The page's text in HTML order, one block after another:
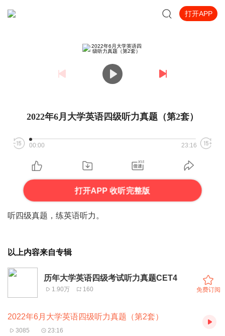
打开APP
2022年6月大学英语四级听力真题（第2套）
00:00 23:16
打开APP 收听完整版
听四级真题，练英语听力。
以上内容来自专辑
历年大学英语四级考试听力真题CET4
1.90万 160 免费订阅
2022年6月大学英语四级听力真题（第2套）
3085 23:16